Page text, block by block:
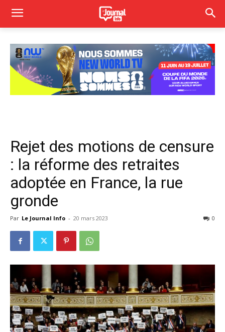
Rejet des motions de censure
: la réforme des retraites
adoptée en France, la rue
gronde
Par Le Journal Info - 20 mars 2023 0